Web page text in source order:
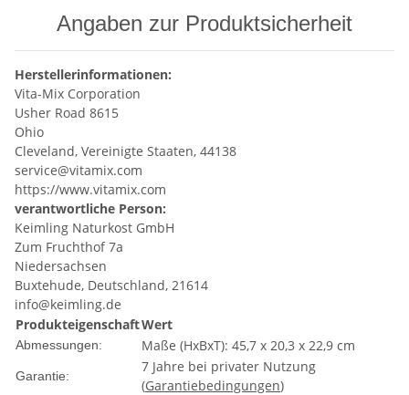
Angaben zur Produktsicherheit
Herstellerinformationen:
Vita-Mix Corporation
Usher Road 8615
Ohio
Cleveland, Vereinigte Staaten, 44138
service@vitamix.com
https://www.vitamix.com
verantwortliche Person:
Keimling Naturkost GmbH
Zum Fruchthof 7a
Niedersachsen
Buxtehude, Deutschland, 21614
info@keimling.de
ProdukteigenschaftWert
Abmessungen: Maße (HxBxT): 45,7 x 20,3 x 22,9 cm
Garantie:
7 Jahre bei privater Nutzung
(Garantiebedingungen)